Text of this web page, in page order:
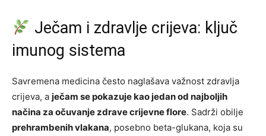
Ječam i zdravlje crijeva: ključ
imunog sistema
Savremena medicina često naglašava važnost zdravlja
crijeva, a ječam se pokazuje kao jedan od najboljih
načina za očuvanje zdrave crijevne flore. Sadrži obilje
prehrambenih vlakana, posebno beta-glukana, koja su